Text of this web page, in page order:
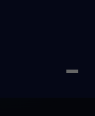
nel 2025